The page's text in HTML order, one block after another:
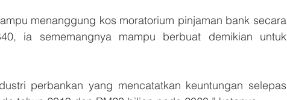
menanggung kos moratorium pinjaman bank secara
ia sememangnya mampu berbuat demikian untuk
perbankan yang mencatatkan keuntungan selepas